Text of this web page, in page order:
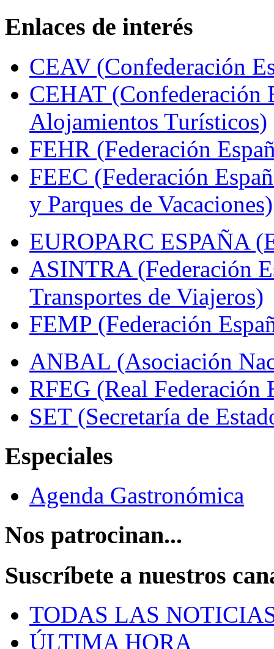
Enlaces de interés
CEAV (Confederación
CEHAT (Confederación
Alojamientos Turísticos)
FEHR (Federación
FEEC (Federación
y Parques de Vacaciones)
EUROPARC ESPAÑA
ASINTRA (Federación
Transportes de Viajeros)
FEMP (Federación
ANBAL (Asociación
RFEG (Real Federación
SET (Secretaría de
Especiales
Agenda Gastronómica
Nos patrocinan...
Suscríbete a nuestros
TODAS LAS
ÚLTIMA HORA